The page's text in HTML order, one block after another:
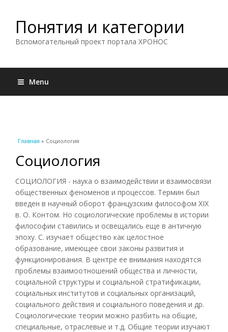
Понятия и категории
Вспомогательный проект портала ХРОНОС
Menu
Вы здесь
Главная » Социология
Социология
СОЦИОЛОГИЯ - наука о взаимодействии и взаимосвязи
общественных феноменов и процессов. Термин был
введен в научный оборот французским философом XIX
в. О. Контом. Но социологические проблемы в истории
философии ставились и освещались еще в античную
эпоху. С. изучает общество как целостное
образование, имеющее свои законы развития и
функционирования. В центре ее внимания находятся
проблемы взаимоотношений общества и личности,
социальной структуры и социальной стратификации,
социальных институтов и социальных организаций,
социального действия и социального поведения и др.
Социологические теории можно разбить на общие,
специальные, отраслевые и т.д. Общие теории изучают